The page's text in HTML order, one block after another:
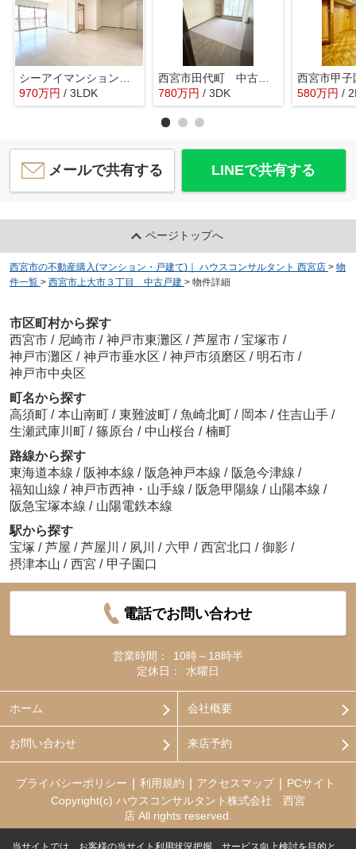
970万円 / 3LDK
西宮市田代町 中古戸建
780万円 / 3DK 580万円 /
メールで共有する LINEで共有する
ページトップへ
西宮市の不動産購入(マンション・戸建て)｜ ハウスコンサルタント 西宮店 > 物
件一覧 > 西宮市上大市３丁目 中古戸建 > 物件詳細
市区町村から探す
西宮市 / 尼崎市 / 神戸市東灘区 / 芦屋市 / 宝塚市 /
神戸市灘区 / 神戸市垂水区 / 神戸市須磨区 / 明石市 /
神戸市中央区
町名から探す
高須町 / 本山南町 / 東難波町 / 魚崎北町 / 岡本 / 住吉山手 /
生瀬武庫川町 / 篠原台 / 中山桜台 / 楠町
路線から探す
東海道本線 / 阪神本線 / 阪急神戸本線 / 阪急今津線 /
福知山線 / 神戸市西神・山手線 / 阪急甲陽線 / 山陽本線 /
阪急宝塚本線 / 山陽電鉄本線
駅から探す
宝塚 / 芦屋 / 芦屋川 / 夙川 / 六甲 / 西宮北口 / 御影 /
摂津本山 / 西宮 / 甲子園口
電話でお問い合わせ
営業時間：
10時～18時半
定休日：
水曜日
ホーム 会社概要
お問い合わせ 来店予約
プライバシーポリシー 利用規約 アクセスマップ
PCサイト
Copyright(c) ハウスコンサルタント株式会社 西宮
店 All rights reserved.
当サイトでは、お客様の当サイト利用状況把握、サービス向上検討を目的と